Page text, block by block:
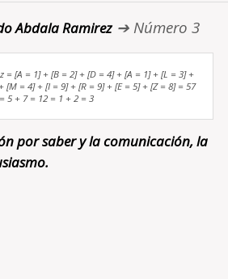
Abdala Ramirez➔ Número 3
[A = 1] + [B = 2] + [D = 4] + [A = 1] + [L = 3] +
[M = 4] + [I = 9] + [R = 9] + [E = 5] + [Z = 8] = 57
= 5 + 7 = 12 = 1 + 2 = 3
por saber y la comunicación, la